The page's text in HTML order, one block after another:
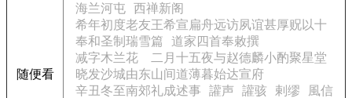
随便看
海兰河屯 西禅新阁
希年初度老友王希宣扁舟远访夙谊甚厚贶以十
奉和圣制瑞雪篇
道家四首奉敕撰
减字木兰花 二月十五夜与赵德麟小酌聚星堂
晓发沙城由东山间道薄暮始达宣府
辛丑冬至南郊礼成述事
讙声 讙骇 剌缪
風信